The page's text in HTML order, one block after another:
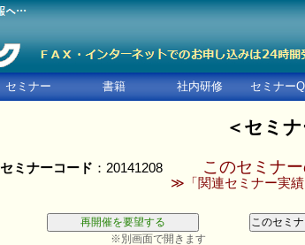
セミナー 書籍 社内研修 セミナー
＜セミ
セミナーコード ：20141208 このセミナ
≫「関連セミナー実績
※別画面で開きます